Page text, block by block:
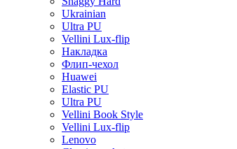
Ukrainian
Ultra PU
Vellini Lux-flip
Накладка
Флип-чехол
Huawei
Elastic PU
Ultra PU
Vellini Book Style
Vellini Lux-flip
Lenovo